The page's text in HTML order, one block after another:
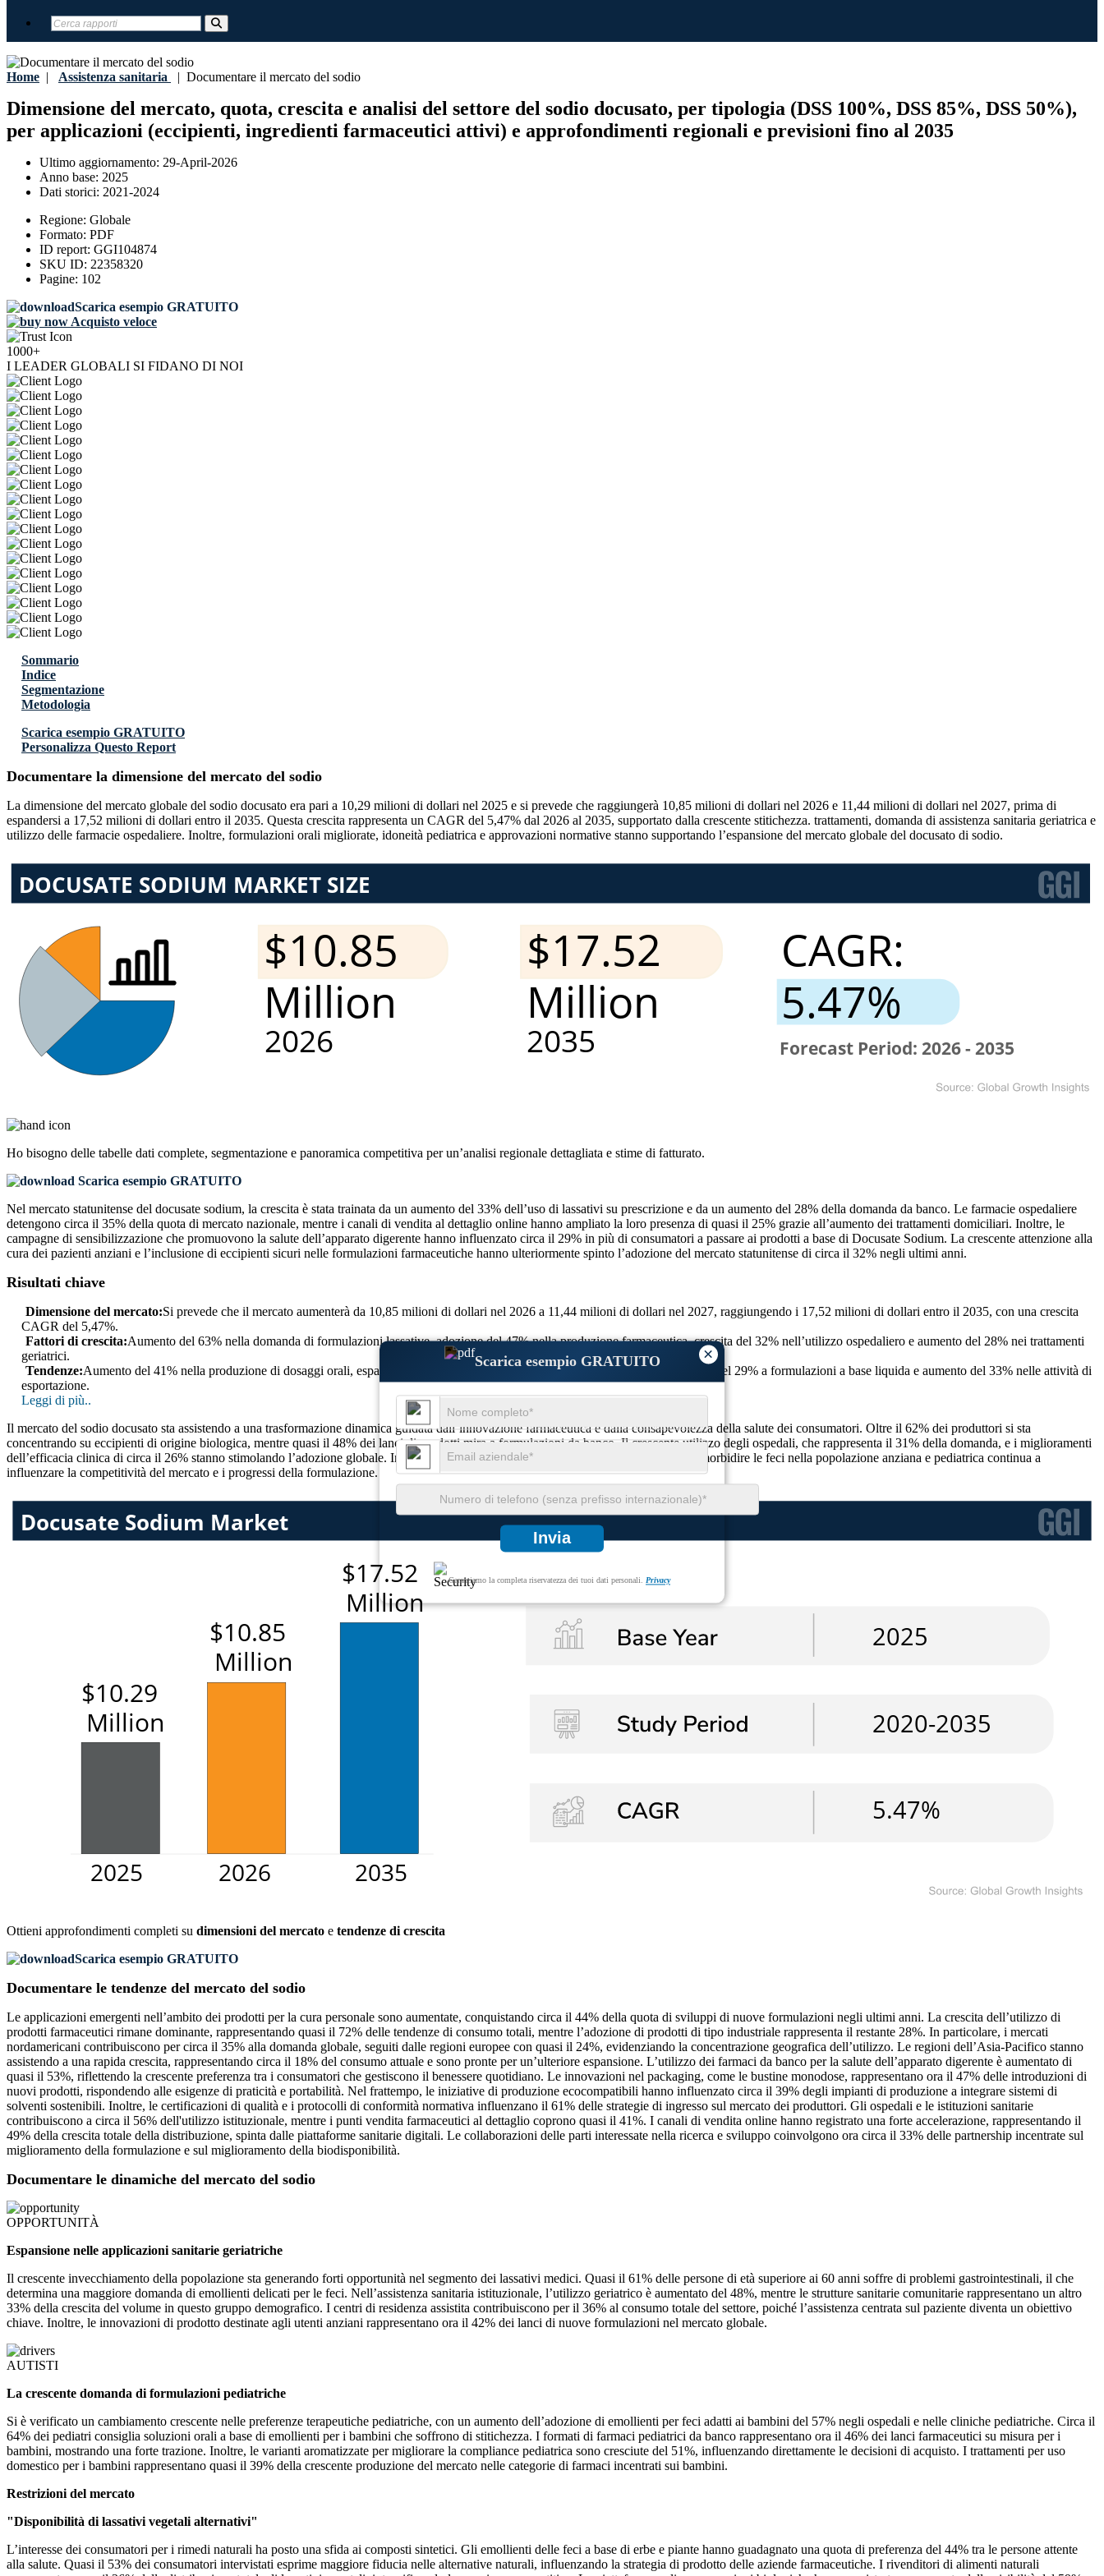
Home | Assistenza sanitaria | Documentare il mercato del sodio
Dimensione del mercato, quota, crescita e analisi del settore del sodio docusato, per tipologia (DSS 100%, DSS 85%, DSS 50%),
per applicazioni (eccipienti, ingredienti farmaceutici attivi) e approfondimenti regionali e previsioni fino al 2035
Ultimo aggiornamento: 29-April-2026
Anno base: 2025
Dati storici: 2021-2024
Regione: Globale
Formato: PDF
ID report: GGI104874
SKU ID: 22358320
Pagine: 102
Scarica esempio GRATUITO
Acquisto veloce
1000+
I LEADER GLOBALI SI FIDANO DI NOI
×
Scarica esempio GRATUITO
Invia
Garantiamo la completa riservatezza dei tuoi dati personali. Privacy
Sommario
Indice
Segmentazione
Metodologia
Scarica esempio GRATUITO
Personalizza Questo Report
Documentare la dimensione del mercato del sodio
La dimensione del mercato globale del sodio docusato era pari a 10,29 milioni di dollari nel 2025 e si prevede che raggiungerà 10,85 milioni di dollari nel 2026 e 11,44 milioni di dollari nel 2027, prima di
espandersi a 17,52 milioni di dollari entro il 2035. Questa crescita rappresenta un CAGR del 5,47% dal 2026 al 2035, supportato dalla crescente stitichezza. trattamenti, domanda di assistenza sanitaria geriatrica e
utilizzo delle farmacie ospedaliere. Inoltre, formulazioni orali migliorate, idoneità pediatrica e approvazioni normative stanno supportando l’espansione del mercato globale del docusato di sodio.
Ho bisogno delle tabelle dati complete, segmentazione e panoramica competitiva per un’analisi regionale dettagliata e stime di fatturato.
Scarica esempio GRATUITO
Nel mercato statunitense del docusate sodium, la crescita è stata trainata da un aumento del 33% dell’uso di lassativi su prescrizione e da un aumento del 28% della domanda da banco. Le farmacie ospedaliere
detengono circa il 35% della quota di mercato nazionale, mentre i canali di vendita al dettaglio online hanno ampliato la loro presenza di quasi il 25% grazie all’aumento dei trattamenti domiciliari. Inoltre, le
campagne di sensibilizzazione che promuovono la salute dell’apparato digerente hanno influenzato circa il 29% in più di consumatori a passare ai prodotti a base di Docusate Sodium. La crescente attenzione alla
cura dei pazienti anziani e l’inclusione di eccipienti sicuri nelle formulazioni farmaceutiche hanno ulteriormente spinto l’adozione del mercato statunitense di circa il 32% negli ultimi anni.
Risultati chiave
Dimensione del mercato:Si prevede che il mercato aumenterà da 10,85 milioni di dollari nel 2026 a 11,44 milioni di dollari nel 2027, raggiungendo i 17,52 milioni di dollari entro il 2035, con una crescita
CAGR del 5,47%.
Fattori di crescita:Aumento del 63% nella domanda di formulazioni lassative, adozione del 47% nella produzione farmaceutica, crescita del 32% nell’utilizzo ospedaliero e aumento del 28% nei trattamenti
geriatrici.
Tendenze:Aumento del 41% nella produzione di dosaggi orali, espansione del 36% nell’integrazione della cura personale, passaggio del 29% a formulazioni a base liquida e aumento del 33% nelle attività di
esportazione.
Leggi di più..
Il mercato del sodio docusato sta assistendo a una trasformazione dinamica guidata dall’innovazione farmaceutica e dalla consapevolezza della salute dei consumatori. Oltre il 62% dei produttori si sta
concentrando su eccipienti di origine biologica, mentre quasi il 48% dei lanci di prodotti mira a formulazioni da banco. Il crescente utilizzo degli ospedali, che rappresenta il 31% della domanda, e i miglioramenti
dell’efficacia clinica di circa il 26% stanno stimolando l’adozione globale. Inoltre, una crescente preferenza per soluzioni sicure per ammorbidire le feci nella popolazione anziana e pediatrica continua a
influenzare la competitività del mercato e i progressi della formulazione.
Ottieni approfondimenti completi su dimensioni del mercato e tendenze di crescita
Scarica esempio GRATUITO
Documentare le tendenze del mercato del sodio
Le applicazioni emergenti nell’ambito dei prodotti per la cura personale sono aumentate, conquistando circa il 44% della quota di sviluppi di nuove formulazioni negli ultimi anni. La crescita dell’utilizzo di
prodotti farmaceutici rimane dominante, rappresentando quasi il 72% delle tendenze di consumo totali, mentre l’adozione di prodotti di tipo industriale rappresenta il restante 28%. In particolare, i mercati
nordamericani contribuiscono per circa il 35% alla domanda globale, seguiti dalle regioni europee con quasi il 24%, evidenziando la concentrazione geografica dell’utilizzo. Le regioni dell’Asia-Pacifico stanno
assistendo a una rapida crescita, rappresentando circa il 18% del consumo attuale e sono pronte per un’ulteriore espansione. L’utilizzo dei farmaci da banco per la salute dell’apparato digerente è aumentato di
quasi il 53%, riflettendo la crescente preferenza tra i consumatori che gestiscono il benessere quotidiano. Le innovazioni nel packaging, come le bustine monodose, rappresentano ora il 47% delle introduzioni di
nuovi prodotti, rispondendo alle esigenze di praticità e portabilità. Nel frattempo, le iniziative di produzione ecocompatibili hanno influenzato circa il 39% degli impianti di produzione a integrare sistemi di
solventi sostenibili. Inoltre, le certificazioni di qualità e i protocolli di conformità normativa influenzano il 61% delle strategie di ingresso sul mercato dei produttori. Gli ospedali e le istituzioni sanitarie
contribuiscono a circa il 56% dell'utilizzo istituzionale, mentre i punti vendita farmaceutici al dettaglio coprono quasi il 41%. I canali di vendita online hanno registrato una forte accelerazione, rappresentando il
49% della crescita totale della distribuzione, spinta dalle piattaforme sanitarie digitali. Le collaborazioni delle parti interessate nella ricerca e sviluppo coinvolgono ora circa il 33% delle partnership incentrate sul
miglioramento della formulazione e sul miglioramento della biodisponibilità.
Documentare le dinamiche del mercato del sodio
OPPORTUNITÀ
Espansione nelle applicazioni sanitarie geriatriche
Il crescente invecchiamento della popolazione sta generando forti opportunità nel segmento dei lassativi medici. Quasi il 61% delle persone di età superiore ai 60 anni soffre di problemi gastrointestinali, il che
determina una maggiore domanda di emollienti delicati per le feci. Nell’assistenza sanitaria istituzionale, l’utilizzo geriatrico è aumentato del 48%, mentre le strutture sanitarie comunitarie rappresentano un altro
33% della crescita del volume in questo gruppo demografico. I centri di residenza assistita contribuiscono per il 36% al consumo totale del settore, poiché l’assistenza centrata sul paziente diventa un obiettivo
chiave. Inoltre, le innovazioni di prodotto destinate agli utenti anziani rappresentano ora il 42% dei lanci di nuove formulazioni nel mercato globale.
AUTISTI
La crescente domanda di formulazioni pediatriche
Si è verificato un cambiamento crescente nelle preferenze terapeutiche pediatriche, con un aumento dell’adozione di emollienti per feci adatti ai bambini del 57% negli ospedali e nelle cliniche pediatriche. Circa il
64% dei pediatri consiglia soluzioni orali a base di emollienti per i bambini che soffrono di stitichezza. I formati di farmaci pediatrici da banco rappresentano ora il 46% dei lanci farmaceutici su misura per i
bambini, mostrando una forte trazione. Inoltre, le varianti aromatizzate per migliorare la compliance pediatrica sono cresciute del 51%, influenzando direttamente le decisioni di acquisto. I trattamenti per uso
domestico per i bambini rappresentano quasi il 39% della crescente produzione del mercato nelle categorie di farmaci incentrati sui bambini.
Restrizioni del mercato
"Disponibilità di lassativi vegetali alternativi"
L’interesse dei consumatori per i rimedi naturali ha posto una sfida ai composti sintetici. Gli emollienti delle feci a base di erbe e piante hanno guadagnato una quota di preferenza del 44% tra le persone attente
alla salute. Quasi il 53% dei consumatori intervistati esprime maggiore fiducia nelle alternative naturali, influenzando la strategia di prodotto delle aziende farmaceutiche. I rivenditori di alimenti naturali